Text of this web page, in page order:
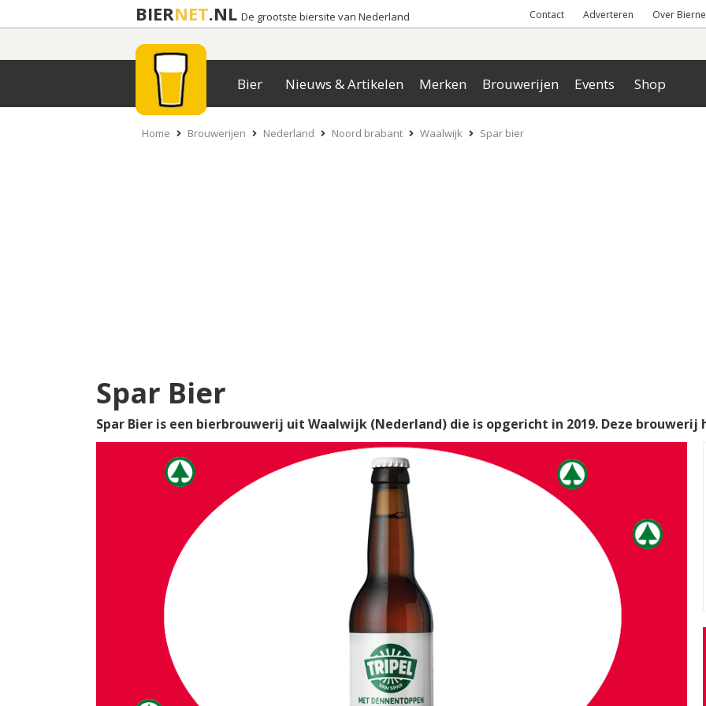
BIERNET.NL De grootste biersite van Nederland Contact Adverteren Over
Bier Nieuws & Artikelen Merken Brouwerijen Events Shop
Home Brouwerijen Nederland Noord brabant Waalwijk Spar bier
Spar Bier
Spar Bier is een bierbrouwerij uit Waalwijk (Nederland) die is opgericht in 2019. Deze